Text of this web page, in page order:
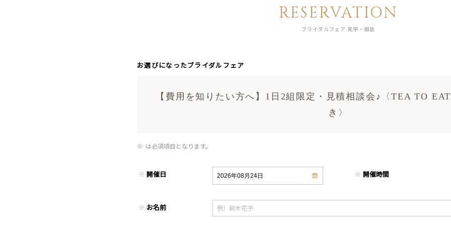
RESERVATION
ブライダルフェア 見学・相談
お選びになったブライダルフェア
【費用を知りたい方へ】1日2組限定・見積相談会♪〈TEA TO
き〉
※ は必須項目となります。
※ 開催日 ※ 開催時間
※ お名前